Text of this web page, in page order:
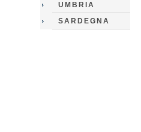
UMBRIA
SARDEGNA